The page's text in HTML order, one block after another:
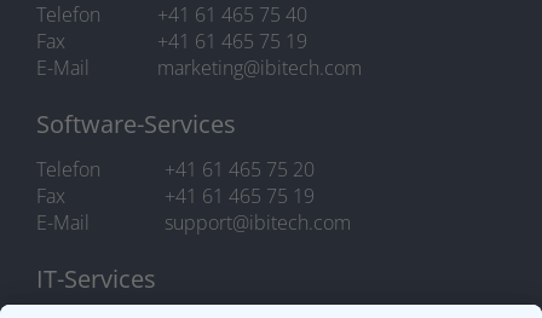
Telefon
+41 61 465 75 40
Fax
+41 61 465 75 19
E-Mail
marketing@ibitech.com
Software-Services
Telefon
+41 61 465 75 20
Fax
+41 61 465 75 19
E-Mail
support@ibitech.com
IT-Services